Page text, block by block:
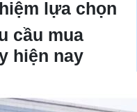
lựa chọn
cầu mua
hiện nay